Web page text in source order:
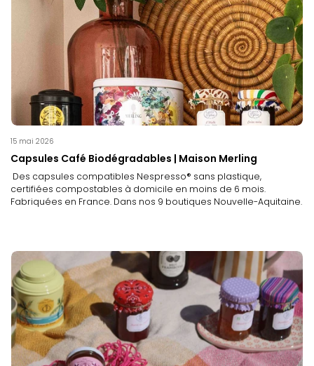
15 mai 2026
Capsules Café Biodégradables | Maison Merling
Des capsules compatibles Nespresso® sans plastique,
certifiées compostables à domicile en moins de 6 mois.
Fabriquées en France. Dans nos 9 boutiques Nouvelle-Aquitaine.